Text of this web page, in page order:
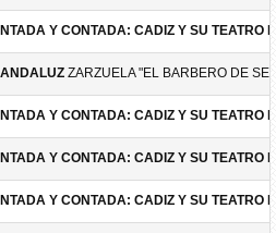
Y CONTADA: CADIZ Y SU TEATRO
ZARZUELA "EL BARBERO DE
Y CONTADA: CADIZ Y SU TEATRO
Y CONTADA: CADIZ Y SU TEATRO
Y CONTADA: CADIZ Y SU TEATRO